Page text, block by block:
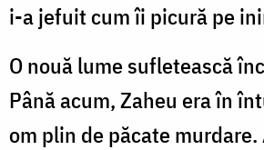
i-a jefuit cum îi picură pe
O nouă lume sufletească
Până acum, Zaheu era în
om plin de păcate murdare.